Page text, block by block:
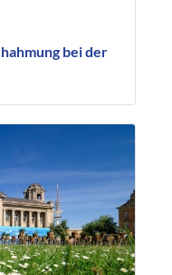
bei der